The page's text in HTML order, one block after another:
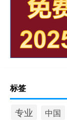
标签
专业 中国